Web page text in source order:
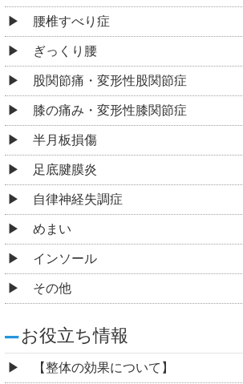
腰椎すべり症
ぎっくり腰
股関節痛・変形性股関節症
膝の痛み・変形性膝関節症
半月板損傷
足底腱膜炎
自律神経失調症
めまい
インソール
その他
お役立ち情報
【整体の効果について】